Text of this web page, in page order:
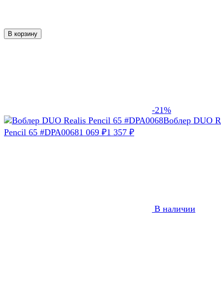
В корзину
-21%
Воблер DUO
Pencil 65 #DPA00681 069 ₽1 357 ₽
В наличии